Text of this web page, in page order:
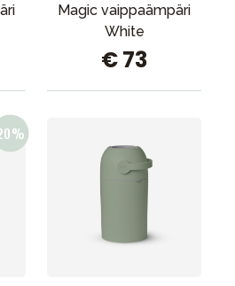
Magic vaippaämpäri
White
€ 73
Opas
osoitteessa